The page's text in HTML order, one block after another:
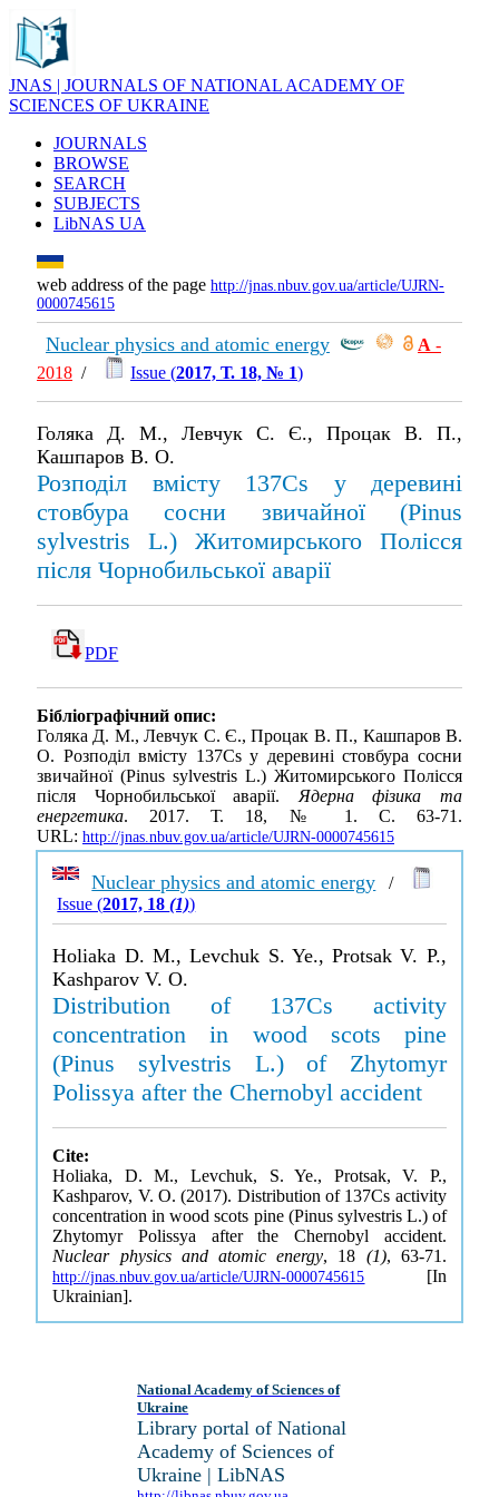
JNAS | JOURNALS OF NATIONAL ACADEMY OF
SCIENCES OF UKRAINE
JOURNALS
BROWSE
SEARCH
SUBJECTS
LibNAS UA
web address of the page http://jnas.nbuv.gov.ua/article/UJRN-
0000745615
Nuclear physics and atomic energy А -
2018 / Issue (2017, Т. 18, № 1)
Голяка Д. М., Левчук С. Є., Процак В. П.,
Кашпаров В. О.
Розподіл вмісту 137Cs у деревині
стовбура сосни звичайної (Pinus
sylvestris L.) Житомирського Полісся
після Чорнобильської аварії
PDF
Бібліографічний опис:
Голяка Д. М., Левчук С. Є., Процак В. П., Кашпаров В.
О. Розподіл вмісту 137Cs у деревині стовбура сосни
звичайної (Pinus sylvestris L.) Житомирського Полісся
після Чорнобильської аварії. Ядерна фізика та
енергетика. 2017. Т. 18, № 1. С. 63-71.
URL: http://jnas.nbuv.gov.ua/article/UJRN-0000745615
Nuclear physics and atomic energy /
Issue (2017, 18(1))
Holiaka D. M., Levchuk S. Ye., Protsak V. P.,
Kashparov V. O.
Distribution of 137Cs activity
concentration in wood scots pine
(Pinus sylvestris L.) of Zhytomyr
Polissya after the Chernobyl accident
Cite:
Holiaka, D. M., Levchuk, S. Ye., Protsak, V. P.,
Kashparov, V. O. (2017). Distribution of 137Cs activity
concentration in wood scots pine (Pinus sylvestris L.) of
Zhytomyr Polissya after the Chernobyl accident.
Nuclear physics and atomic energy, 18 (1), 63-71.
http://jnas.nbuv.gov.ua/article/UJRN-0000745615 [In
Ukrainian].
National Academy of Sciences of
Ukraine
Library portal of National
Academy of Sciences of
Ukraine | LibNAS